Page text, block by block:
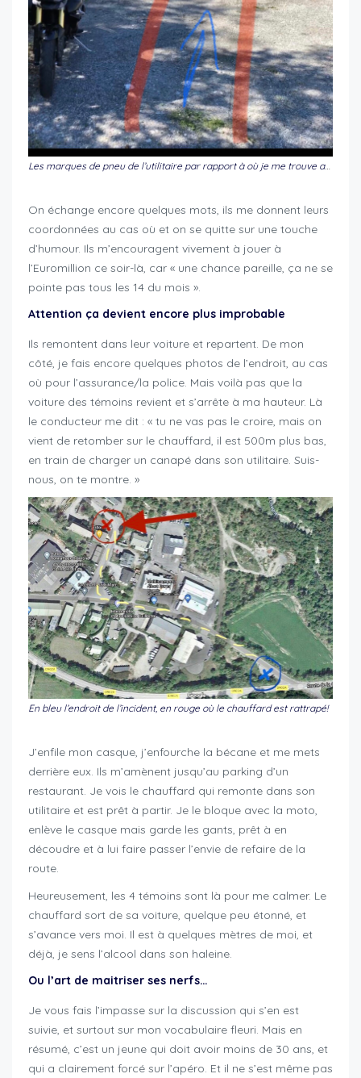
Les marques de pneu de l’utilitaire par rapport à où je me trouve au moment de l’incident
On échange encore quelques mots, ils me donnent leurs
coordonnées au cas où et on se quitte sur une touche
d’humour. Ils m’encouragent vivement à jouer à
l’Euromillion ce soir-là, car « une chance pareille, ça ne se
pointe pas tous les 14 du mois ».
Attention ça devient encore plus improbable
Ils remontent dans leur voiture et repartent. De mon
côté, je fais encore quelques photos de l’endroit, au cas
où pour l’assurance/la police. Mais voilà pas que la
voiture des témoins revient et s’arrête à ma hauteur. Là
le conducteur me dit : « tu ne vas pas le croire, mais on
vient de retomber sur le chauffard, il est 500m plus bas,
en train de charger un canapé dans son utilitaire. Suis-
nous, on te montre. »
En bleu l’endroit de l’incident, en rouge où le chauffard est rattrapé!
J’enfile mon casque, j’enfourche la bécane et me mets
derrière eux. Ils m’amènent jusqu’au parking d’un
restaurant. Je vois le chauffard qui remonte dans son
utilitaire et est prêt à partir. Je le bloque avec la moto,
enlève le casque mais garde les gants, prêt à en
découdre et à lui faire passer l’envie de refaire de la
route.
Heureusement, les 4 témoins sont là pour me calmer. Le
chauffard sort de sa voiture, quelque peu étonné, et
s’avance vers moi. Il est à quelques mètres de moi, et
déjà, je sens l’alcool dans son haleine.
Ou l’art de maitriser ses nerfs…
Je vous fais l’impasse sur la discussion qui s’en est
suivie, et surtout sur mon vocabulaire fleuri. Mais en
résumé, c’est un jeune qui doit avoir moins de 30 ans, et
qui a clairement forcé sur l’apéro. Et il ne s’est même pas